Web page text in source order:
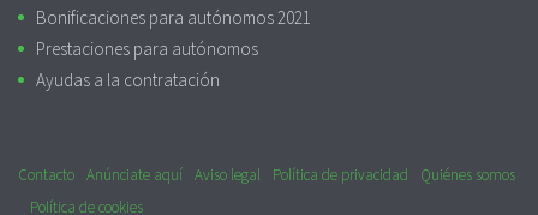
Bonificaciones para autónomos 2021
Prestaciones para autónomos
Ayudas a la contratación
Contacto Anúnciate aquí Aviso legal Política de privacidad
Quiénes somos
Política de cookies